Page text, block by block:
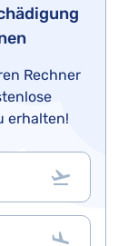
Rechner
erhalten!